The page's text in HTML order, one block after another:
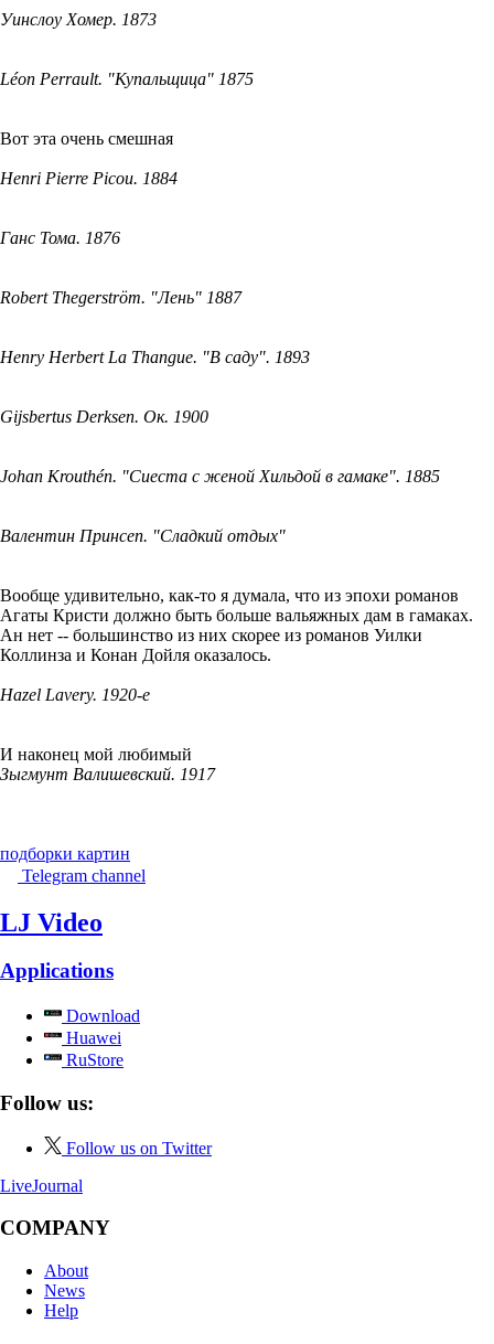
Уинслоу Хомер. 1873
Léon Perrault. "Купальщица" 1875
Вот эта очень смешная
Henri Pierre Picou. 1884
Ганс Тома. 1876
Robert Thegerström. "Лень" 1887
Henry Herbert La Thangue. "В саду". 1893
Gijsbertus Derksen. Ок. 1900
Johan Krouthén. "Сиеста с женой Хильдой в гамаке". 1885
Валентин Принсеп. "Сладкий отдых"
Вообще удивительно, как-то я думала, что из эпохи романов
Агаты Кристи должно быть больше вальяжных дам в гамаках.
Ан нет -- большинство из них скорее из романов Уилки
Коллинза и Конан Дойля оказалось.
Hazel Lavery. 1920-е
И наконец мой любимый
Зыгмунт Валишевский. 1917
подборки картин
Telegram channel
LJ Video
Applications
Download
Huawei
RuStore
Follow us:
Follow us on Twitter
LiveJournal
COMPANY
About
News
Help